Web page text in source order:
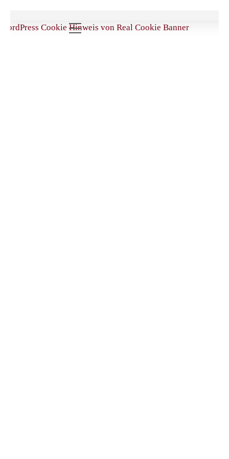
WordPress Cookie Hinweis von Real Cookie Banner